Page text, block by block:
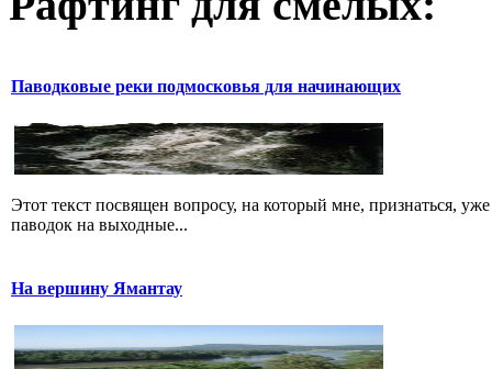
Паводковые реки подмосковья для начинающих
Этот текст посвящен вопросу, на который мне, признаться,
паводок на выходные...
На вершину Ямантау